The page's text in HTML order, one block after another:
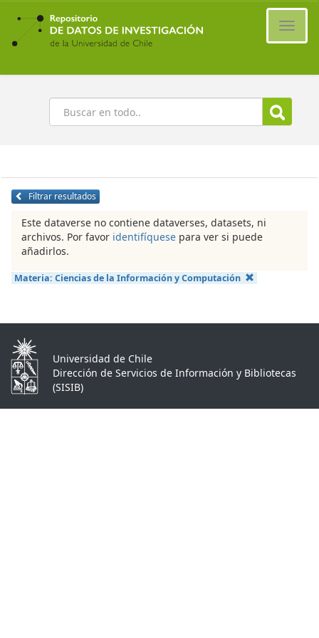
Ir
contenido
principal
Buscar
Filtrar resultados
Este dataverse no contiene dataverses, datasets, ni
archivos. Por favor identifíquese para ver si puede
añadirlos.
Materia: Ciencias de la Información y Computación
Universidad de Chile
Dirección de Servicios de Información y Bibliotecas
(SISIB)